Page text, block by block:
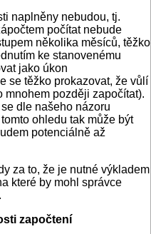
naplněny nebudou, tj.
počítat nebude
několika měsíců, těžko
ke stanovenému
jako úkon
se těžko prokazovat, že vůlí
mnohem později započítat).
dle našeho názoru
ohledu tak může být
potenciálně až
za to, že je nutné výkladem
které by mohl správce
započtení